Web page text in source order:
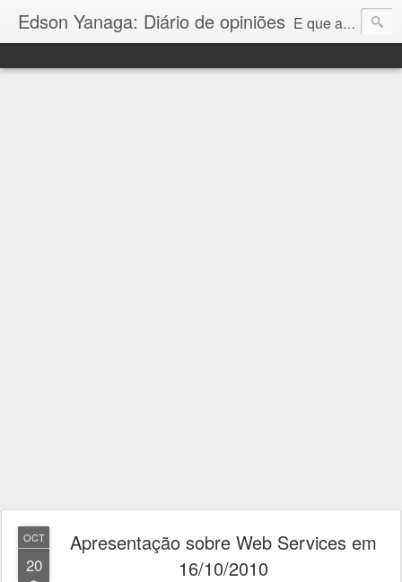
Edson Yanaga: Diário de opiniões E que a força esteja conosco!
OCT
20
Apresentação sobre Web Services em
16/10/2010